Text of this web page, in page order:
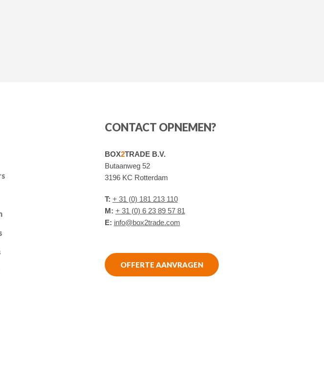
CONTACT OPNEMEN?
BOX2TRADE B.V.
Butaanweg 52
3196 KC Rotterdam
T: + 31 (0) 181 213 110
M: + 31 (0) 6 23 89 57 81
E: info@box2trade.com
OFFERTE AANVRAGEN